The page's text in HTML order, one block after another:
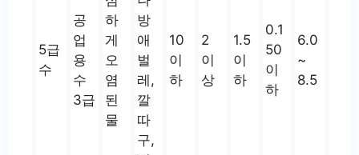
5급
수
공
업
용
수
3급
하
게
오
염
된
물
방
애
벌
레,
깔
따
구,
10
이
하
2
이
상
1.5
이
하
0.1
50
이
하
6.0
~
8.5